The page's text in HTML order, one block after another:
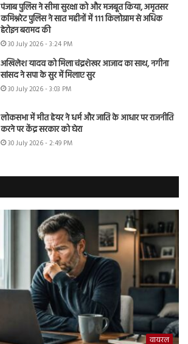
पंजाब पुलिस ने सीमा सुरक्षा को और मजबूत किया, अमृतसर
कमिश्नरेट पुलिस ने सात महीनों में 111 किलोग्राम से अधिक
हेरोइन बरामद की
30 July 2026 - 3:24 PM
अखिलेश यादव को मिला चंद्रशेखर आजाद का साथ, नगीना
सांसद ने सपा के सुर में मिलाए सुर
30 July 2026 - 3:03 PM
लोकसभा में मीत हेयर ने धर्म और जाति के आधार पर राजनीति
करने पर केंद्र सरकार को घेरा
30 July 2026 - 2:49 PM
वायरल